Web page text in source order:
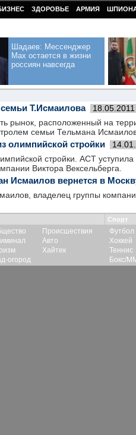
ЗДОРОВЬЕ АРМИЯ
Шадаев: Мессенджер
Max остается в жизни
россиян навсегда
Т.Исмаилова 18.05.2011
рынок, расположенный на
семьи Тельмана
олимпийской стройки
стройки. АСТ уступила
Виктора Вексельберга.
Исмаилов вернется в
владелец группы
огород
Происшествия
Авто
Хайтек
Спорт
Футбол
Хоккей
Теннис
Бокс/